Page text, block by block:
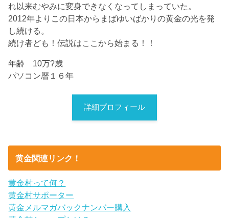
れ以来むやみに変身できなくなってしまっていた。
2012年よりこの日本からまばゆいばかりの黄金の光を発
し続ける。
続け者ども！伝説はここから始まる！！
年齢 10万?歳
パソコン暦１６年
詳細プロフィール
黄金関連リンク！
黄金村って何？
黄金村サポーター
黄金メルマガバックナンバー購入